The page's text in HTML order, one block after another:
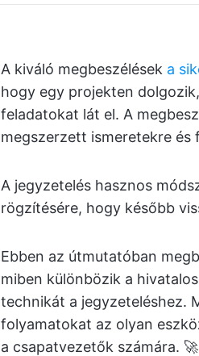
A kiváló megbeszélések a
hogy egy projekten
feladatokat lát el. A
megszerzett ismeretekre és
A jegyzetelés hasznos
rögzítésére, hogy később
Ebben az útmutatóban
miben különbözik a
technikát a jegyzeteléshez.
folyamatokat az olyan
a csapatvezetők számára. 🚀